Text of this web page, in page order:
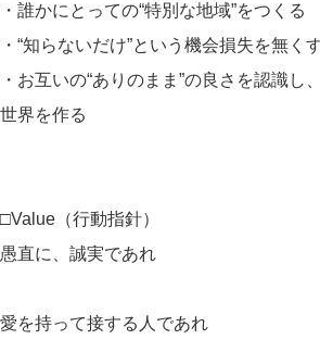
・誰かにとっての“特別な地域”をつくる
・“知らないだけ”という機会損失を無く
・お互いの“ありのまま”の良さを認識し
世界を作る
□Value（行動指針）
愚直に、誠実であれ
愛を持って接する人であれ